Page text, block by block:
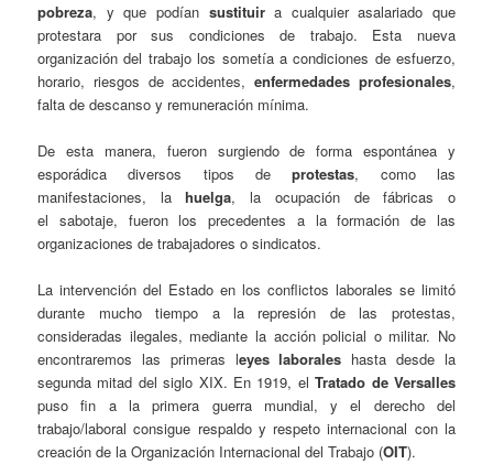
pobreza, y que podían sustituira cualquier asalariado que
protestara por sus condiciones de trabajo. Esta nueva
organización del trabajo los sometía a condiciones de esfuerzo,
horario, riesgos de accidentes,enfermedades profesionales,
falta de descanso y remuneración mínima.
De esta manera, fueron surgiendo de forma espontánea y
esporádica diversos tipos deprotestas, como las
manifestaciones, lahuelga, la ocupación de fábricas o
el sabotaje, fueron los precedentes a la formación de las
organizaciones de trabajadores o sindicatos.
La intervención del Estado en los conflictos laborales se limitó
durante mucho tiempo a la represión de las protestas,
consideradas ilegales, mediante la acción policial o militar. No
encontraremos las primeras leyes laborales hasta desde la
segunda mitad del siglo XIX. En 1919, elTratado de Versalles
puso fin a la primera guerra mundial, y el derecho del
trabajo/laboral consigue respaldo y respeto internacional con la
creación de la Organización Internacional del Trabajo (OIT).